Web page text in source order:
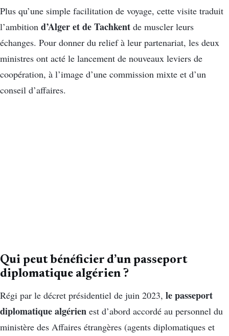
Plus qu’une simple facilitation de voyage, cette visite traduit
l’ambition d’Alger et de Tachkent de muscler leurs
échanges. Pour donner du relief à leur partenariat, les deux
ministres ont acté le lancement de nouveaux leviers de
coopération, à l’image d’une commission mixte et d’un
conseil d’affaires.
Qui peut bénéficier d’un passeport
diplomatique algérien ?
Régi par le décret présidentiel de juin 2023, le passeport
diplomatique algérien est d’abord accordé au personnel du
ministère des Affaires étrangères (agents diplomatiques et